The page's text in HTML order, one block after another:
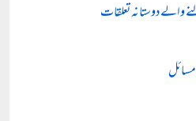
والے دوستانہ تعلقات